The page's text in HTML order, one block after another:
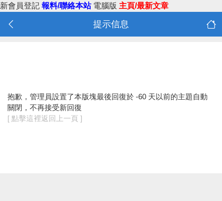
新會員登記 報料/聯絡本站 電腦版 主頁/最新文章
提示信息
抱歉，管理員設置了本版塊最後回復於 -60 天以前的主題自動
關閉，不再接受新回復
[ 點擊這裡返回上一頁 ]